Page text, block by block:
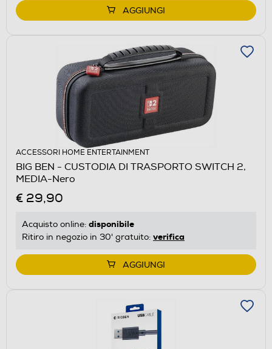
AGGIUNGI
ACCESSORI HOME ENTERTAINMENT
BIG BEN - CUSTODIA DI TRASPORTO SWITCH 2,
MEDIA-Nero
€ 29,90
Acquisto online: disponibile
Ritiro in negozio in 30' gratuito: verifica
AGGIUNGI